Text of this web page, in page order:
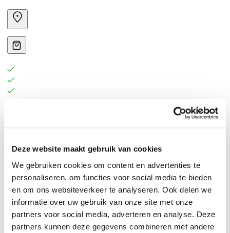
Deze website maakt gebruik van cookies
We gebruiken cookies om content en advertenties te
personaliseren, om functies voor social media te bieden
en om ons websiteverkeer te analyseren. Ook delen we
informatie over uw gebruik van onze site met onze
partners voor social media, adverteren en analyse. Deze
partners kunnen deze gegevens combineren met andere